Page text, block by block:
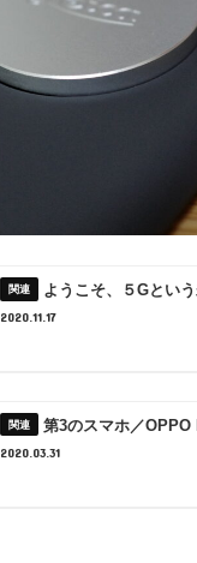
ようこそ、５Gとい
2020.11.17
第3のスマホ／OPPO
2020.03.31